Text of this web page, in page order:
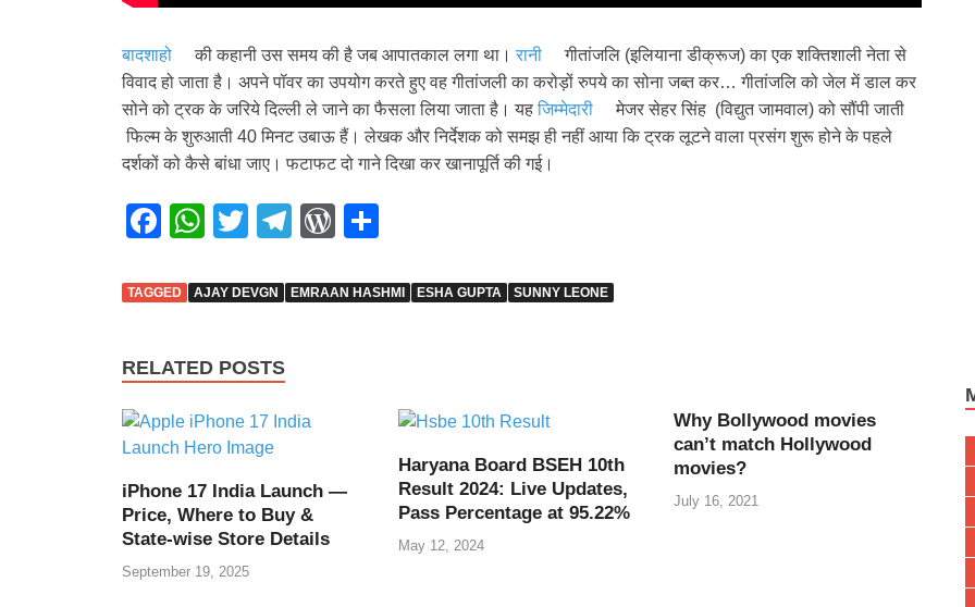
बादशाहो की कहानी उस समय की है जब आपातकाल लगा था।रानी
गीतां‍जलि (इलियाना डीक्रूज) का एक शक्तिशाली नेता से
विवाद हो जाता है। अपने पॉवर का उपयोग करते हुए वह गीतांजली का करोड़ों रुपये का सोना जब्त कर… गीतांजलि को जेल में डाल कर
सोने को ट्रक के जरिये दिल्ली ले जाने का फैसला लिया जाता है। यहजिम्मेदारी
मेजर सेहर सिंह (विद्युत जामवाल) को सौंपी जाती
फिल्म के शुरुआती 40 मिनट उबाऊ हैं। लेखक और निर्देशक को समझ ही नहीं आया कि ट्रक लूटने वाला प्रसंग शुरू होने के पहले
दर्शकों को कैसे बांधा जाए। फटाफट दो गाने दिखा कर खानापूर्ति की गई।
F
c
b
o
o
k
W
at
A
p
p
T
tt
T
e
W
d
ar
TAGGED AJAY DEVGN EMRAAN HASHMI ESHA GUPTA SUNNY LEONE
RELATED POSTS
iPhone 17 India Launch —
Price, Where to Buy &
State-wise Store Details
September 19, 2025
Haryana Board BSEH 10th
Result 2024: Live Updates,
Pass Percentage at 95.22%
May 12, 2024
Why Bollywood movies
can’t match Hollywood
movies?
July 16, 2021